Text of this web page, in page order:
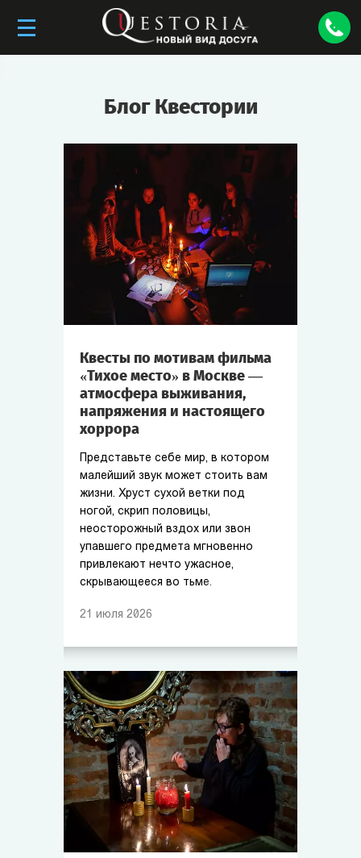
Блог Квестории
Квесты по мотивам фильма
«Тихое место» в Москве —
атмосфера выживания,
напряжения и настоящего
хоррора
Представьте себе мир, в котором
малейший звук может стоить вам
жизни. Хруст сухой ветки под
ногой, скрип половицы,
неосторожный вздох или звон
упавшего предмета мгновенно
привлекают нечто ужасное,
скрывающееся во тьме.
21 июля 2026